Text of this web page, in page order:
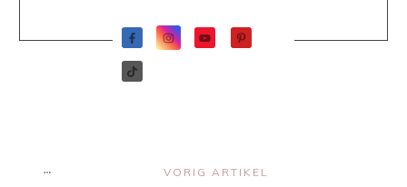
VORIG ARTIKEL